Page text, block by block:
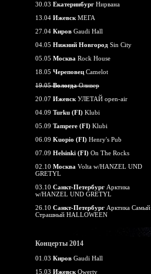
30.03 Екатеринбург Нирвана
13.04 Ижевск МЕГА
27.04 Киров Gaudi Hall
04.05 Нижний Новгород Sin City
05.05 Москва Rock House
18.05 Череповец Camelot
19.05ВологдаОливер
20.07 Ижевск УЛЕТАЙ open-air
04.09 Turku (FI) Klubi
05.09 Tampere (FI) Klubi
06.09 Kuopio (FI) Henry's Pub
07.09 Helsinki (FI) On The Rocks
02.10 Москва Volta w/HANZEL UND
GRETYL
03.10 Санкт-Петербург Арктика
w/HANZEL UND GRETYL
26.10 Санкт-Петербург Арктика Самый
Страшный HALLOWEEN
Концерты 2014
01.03 Киров Gaudi Hall
15.03 Ижевск Qwerty